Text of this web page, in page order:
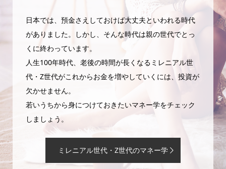
日本では、預金さえしておけば大丈夫といわれる時代
がありました。しかし、そんな時代は親の世代でとっ
くに終わっています。
人生100年時代、老後の時間が長くなるミレニアル世
代・Z世代がこれからお金を増やしていくには、投資が
欠かせません。
若いうちから身につけておきたいマネー学をチェック
しましょう。
ミレニアル世代・Z世代のマネー学